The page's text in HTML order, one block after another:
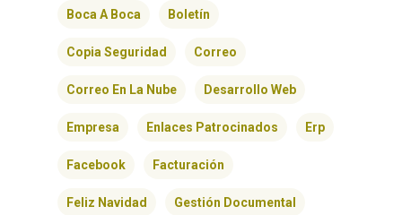
Boca A Boca Boletín
Copia Seguridad Correo
Correo En La Nube Desarrollo Web
Empresa Enlaces Patrocinados Erp
Facebook Facturación
Feliz Navidad Gestión Documental